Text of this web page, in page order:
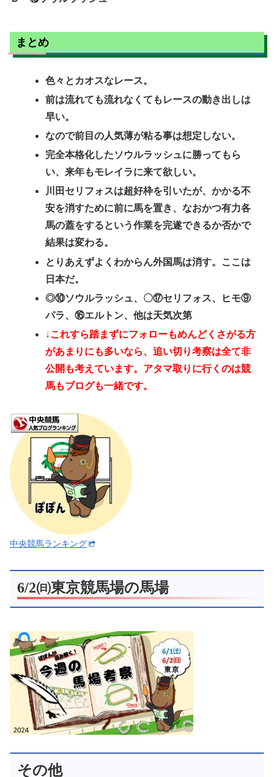
まとめ
色々とカオスなレース。
前は流れても流れなくてもレースの動き出しは
早い。
なので前目の人気薄が粘る事は想定しない。
完全本格化したソウルラッシュに勝ってもら
い、来年もモレイラに来て欲しい。
川田セリフォスは超好枠を引いたが、かかる不
安を消すために前に馬を置き、なおかつ有力各
馬の蓋をするという作業を完遂できるか否かで
結果は変わる。
とりあえずよくわからん外国馬は消す。ここは
日本だ。
◎⑩ソウルラッシュ、〇⑰セリフォス、ヒモ⑨
パラ、⑯エルトン、他は天気次第
↓これすら踏まずにフォローもめんどくさがる方
があまりにも多いなら、追い切り考察は全て非
公開も考えています。アタマ取りに行くのは競
馬もブログも一緒です。
中央競馬ランキング
6/2㈰東京競馬場の馬場
その他